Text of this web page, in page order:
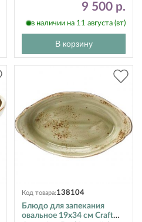
(Стилайт) 113303429 500 р.
в наличии на 11 августа (вт)
В корзину
Код товара:138104
Блюдо для запекания
овальное 19х34 см Craft